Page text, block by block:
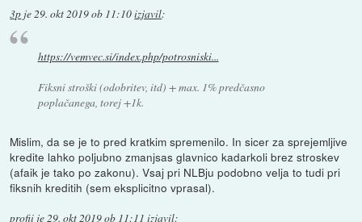
3p je29. okt 2019 ob 11:10izjavil:
https://vemvec.si/index.php/potrosniski...
Fiksni stroški (odobritev, itd) + max. 1% predčasno
poplačanega, torej +1k.
Mislim, da se je to pred kratkim spremenilo. In sicer za sprejemljive
kredite lahko poljubno zmanjsas glavnico kadarkoli brez stroskev
(afaik je tako po zakonu). Vsaj pri NLBju podobno velja to tudi pri
fiksnih kreditih (sem eksplicitno vprasal).
profii je29. okt 2019 ob 11:11 izjavil: